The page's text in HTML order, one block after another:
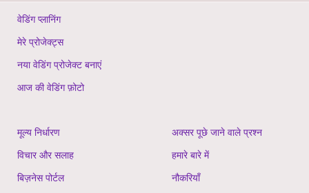
वेडिंग प्लानिंग
मेरे प्रोजेक्ट्स
नया वेडिंग प्रोजेक्ट बनाएं
आज की वेडिंग फ़ोटो
मूल्य निर्धारण
विचार और सलाह
बिज़नेस पोर्टल
अक्सर पूछे जाने वाले प्रश्न
हमारे बारे में
नौकरियाँ